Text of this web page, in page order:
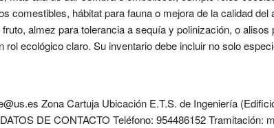
comestibles, hábitat para fauna o mejora de la calidad
almez para tolerancia a sequía y polinización, o
ecológico claro. Su inventario debe incluir no solo
Zona Cartuja Ubicación E.T.S. de Ingeniería
DE CONTACTO Teléfono: 954486152 Tramitación: